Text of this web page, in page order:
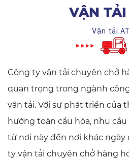
VẬN
Vận tải
Công ty vận tải chuyên chở
quan trọng trong ngành
vận tải. Với sự phát triển của
hướng toàn cầu hóa, nhu
từ nơi này đến nơi khác ngày
ty vận tải chuyên chở hàng